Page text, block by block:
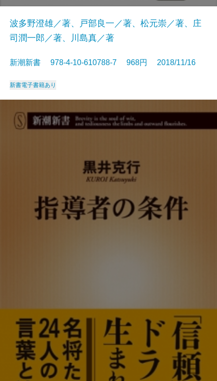
波多野澄雄／著、戸部良一／著、松元崇／著、庄
司潤一郎／著、川島真／著
新潮新書 978-4-10-610788-7 968円 2018/11/16
新書電子書籍あり